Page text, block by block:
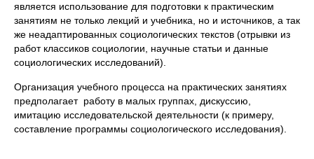
является использование для подготовки к практическим
занятиям не только лекций и учебника, но и источников, а так
же неадаптированных социологических текстов (отрывки из
работ классиков социологии, научные статьи и данные
социологических исследований).
Организация учебного процесса на практических занятиях
предполагает работу в малых группах, дискуссию,
имитацию исследовательской деятельности (к примеру,
составление программы социологического исследования).